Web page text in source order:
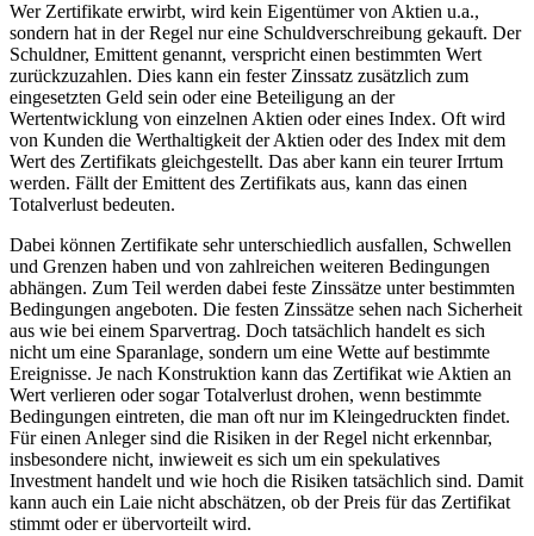
Wer Zertifikate erwirbt, wird kein Eigentümer von Aktien u.a.,
sondern hat in der Regel nur eine Schuldverschreibung gekauft. Der
Schuldner, Emittent genannt, verspricht einen bestimmten Wert
zurückzuzahlen. Dies kann ein fester Zinssatz zusätzlich zum
eingesetzten Geld sein oder eine Beteiligung an der
Wertentwicklung von einzelnen Aktien oder eines Index. Oft wird
von Kunden die Werthaltigkeit der Aktien oder des Index mit dem
Wert des Zertifikats gleichgestellt. Das aber kann ein teurer Irrtum
werden. Fällt der Emittent des Zertifikats aus, kann das einen
Totalverlust bedeuten.
Dabei können Zertifikate sehr unterschiedlich ausfallen, Schwellen
und Grenzen haben und von zahlreichen weiteren Bedingungen
abhängen. Zum Teil werden dabei feste Zinssätze unter bestimmten
Bedingungen angeboten. Die festen Zinssätze sehen nach Sicherheit
aus wie bei einem Sparvertrag. Doch tatsächlich handelt es sich
nicht um eine Sparanlage, sondern um eine Wette auf bestimmte
Ereignisse. Je nach Konstruktion kann das Zertifikat wie Aktien an
Wert verlieren oder sogar Totalverlust drohen, wenn bestimmte
Bedingungen eintreten, die man oft nur im Kleingedruckten findet.
Für einen Anleger sind die Risiken in der Regel nicht erkennbar,
insbesondere nicht, inwieweit es sich um ein spekulatives
Investment handelt und wie hoch die Risiken tatsächlich sind. Damit
kann auch ein Laie nicht abschätzen, ob der Preis für das Zertifikat
stimmt oder er übervorteilt wird.